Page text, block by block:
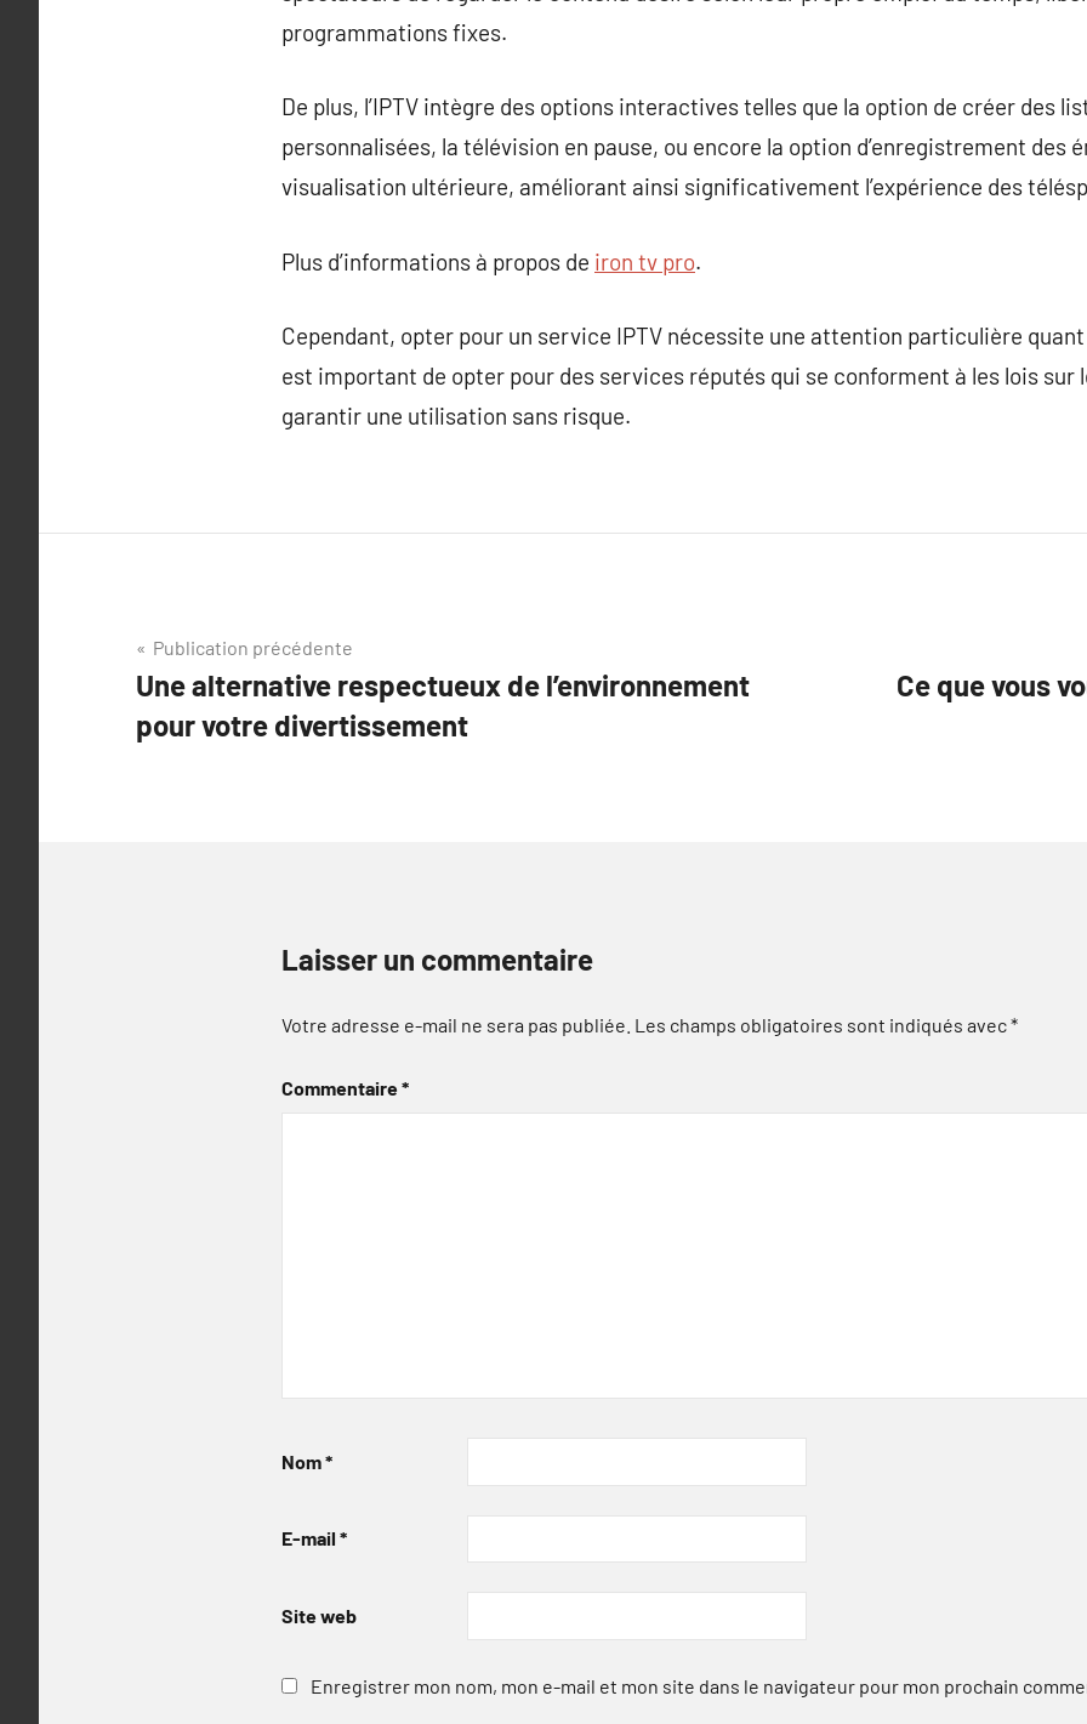
programmations fixes.
De plus, l’IPTV intègre des options interactives telles que la option de créer des
personnalisées, la télévision en pause, ou encore la option d’enregistrement des
visualisation ultérieure, améliorant ainsi significativement l’expérience des
Plus d’informations à propos de iron tv pro.
Cependant, opter pour un service IPTV nécessite une attention particulière
est important de opter pour des services réputés qui se conforment à les lois sur
garantir une utilisation sans risque.
Navigation
de
l’article
Publication précédente
Une alternative respectueux de l’environnement
pour votre divertissement
Ce que vous
Laisser un commentaire
Votre adresse e-mail ne sera pas publiée. Les champs obligatoires sont indiqués avec*
Commentaire*
Nom*
E-mail *
Site web
Enregistrer mon nom, mon e-mail et mon site dans le navigateur pour mon prochain